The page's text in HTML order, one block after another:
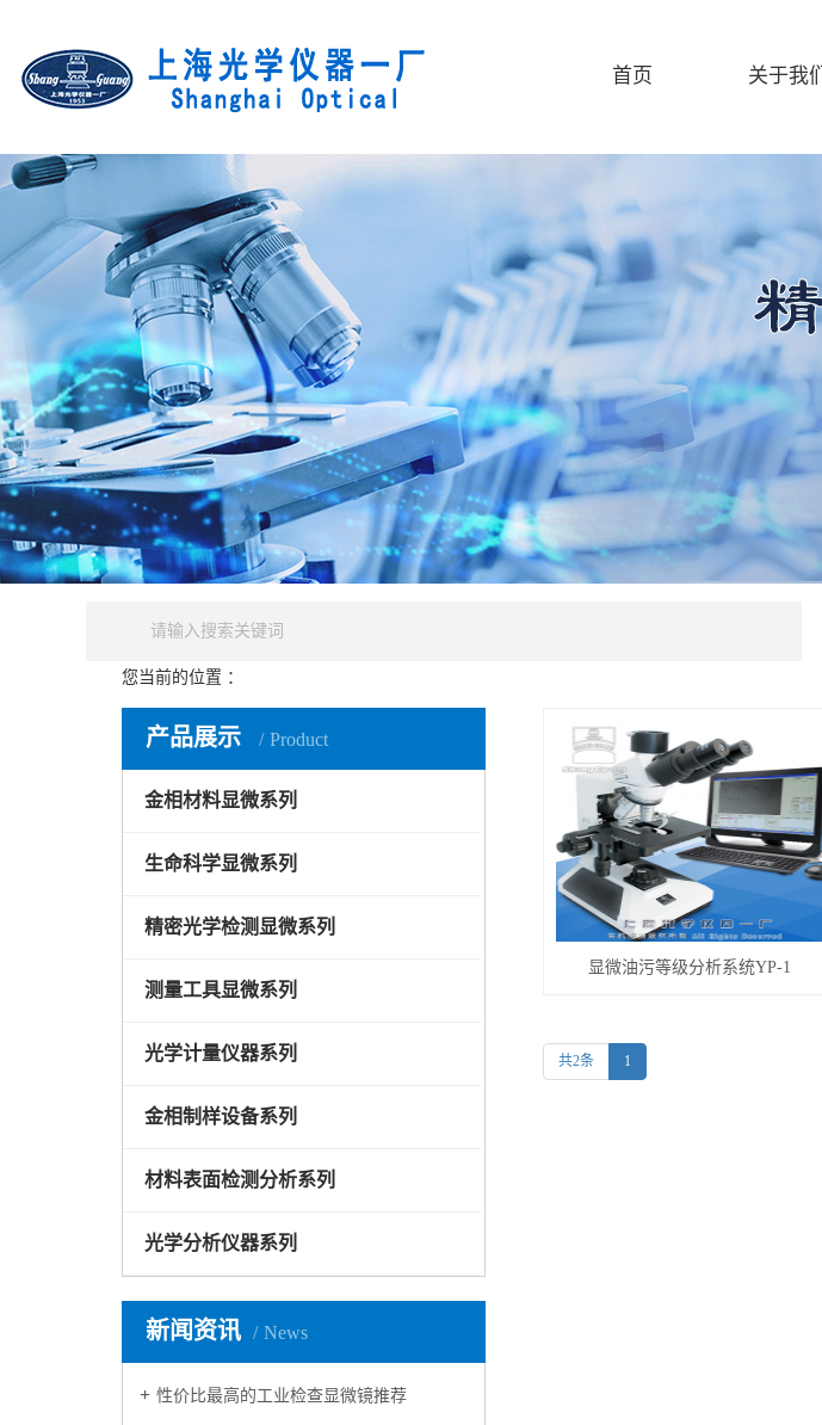
首页 关于我们
您当前的位置 ：
产品展示 Product
金相材料显微系列
生命科学显微系列
精密光学检测显微系列
测量工具显微系列
光学计量仪器系列
金相制样设备系列
材料表面检测分析系列
光学分析仪器系列
新闻资讯 News
性价比最高的工业检查显微镜推荐
显微油污等级分析系统YP-1
共2条 1